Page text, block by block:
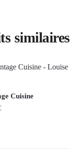
similaires
Cuisine